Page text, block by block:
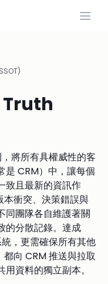
Truth
將所有具權威性的客
是 CRM）中，讓每個
致且最新的資訊作
本衝突、決策錯誤與
同團隊各自維護著關
的分散記錄。達成
，更需確保所有其他
向 CRM 推送與拉取
資料的獨立副本。